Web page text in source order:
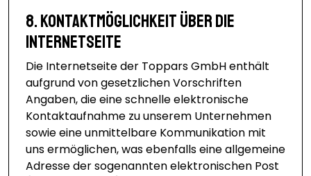
8. Kontaktmöglichkeit über die
Internetseite
Die Internetseite der Toppars GmbH enthält
aufgrund von gesetzlichen Vorschriften
Angaben, die eine schnelle elektronische
Kontaktaufnahme zu unserem Unternehmen
sowie eine unmittelbare Kommunikation mit
uns ermöglichen, was ebenfalls eine allgemeine
Adresse der sogenannten elektronischen Post